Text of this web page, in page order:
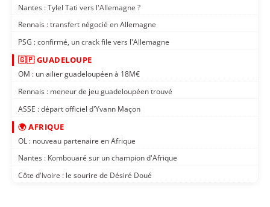
Nantes : Tylel Tati vers l'Allemagne ?
Rennais : transfert négocié en Allemagne
PSG : confirmé, un crack file vers l'Allemagne
🇬🇵 GUADELOUPE
OM : un ailier guadeloupéen à 18M€
Rennais : meneur de jeu guadeloupéen trouvé
ASSE : départ officiel d'Yvann Maçon
🌍 AFRIQUE
OL : nouveau partenaire en Afrique
Nantes : Kombouaré sur un champion d'Afrique
Côte d'Ivoire : le sourire de Désiré Doué